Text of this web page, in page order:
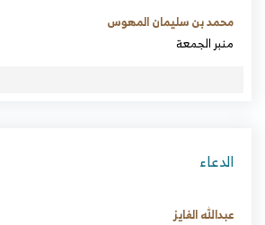
محمد بن سليمان المهوس
منبر الجمعة
الدعاء
عبدالله الفايز